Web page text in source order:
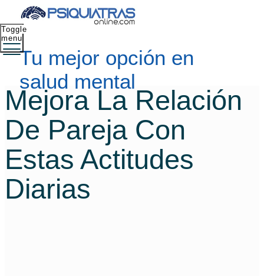
Tu mejor opción en
salud mental
Toggle
menu
Mejora La Relación
De Pareja Con
Estas Actitudes
Diarias